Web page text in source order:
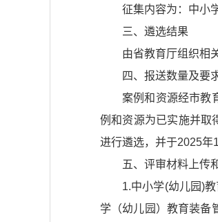
征集内容为：中小
三、遴选结果
由省教育厅组织相
四、报送数量及要
案例和资源经市教
例和资源为已实施并取
进行遴选，并于2025年
五、评审材料上传
1.中小学(幼儿园)
学（幼儿园）教育装备